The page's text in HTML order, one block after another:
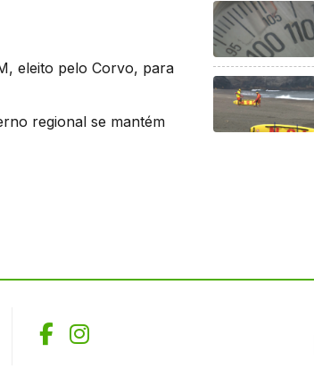
eleito pelo Corvo, para
regional se mantém
Facebook
Instagram